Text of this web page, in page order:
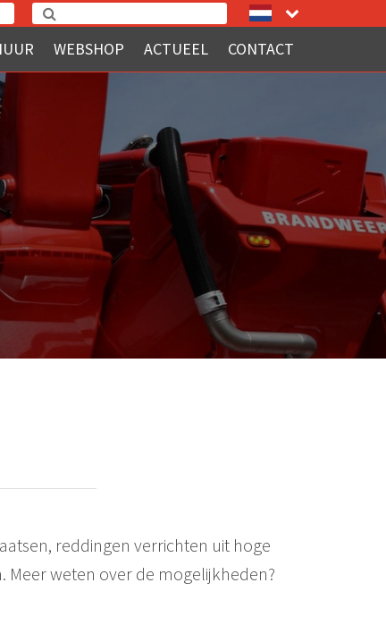
WEBSHOP ACTUEEL CONTACT
reddingen verrichten uit hoge
weten over de mogelijkheden?